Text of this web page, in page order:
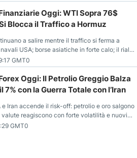
Oggi: WTI Sopra 76$
Blocca il Traffico a Hormuz
a salire mentre il traffico si ferma a
USA; borse asiatiche in forte calo; il rialzo
GMT0
Oggi: Il Petrolio Greggio Balza
7% con la Guerra Totale con l’Iran
e Iran accende il risk-off: petrolio e oro salgono
reagiscono con forte volatilità e nuovi
GMT0